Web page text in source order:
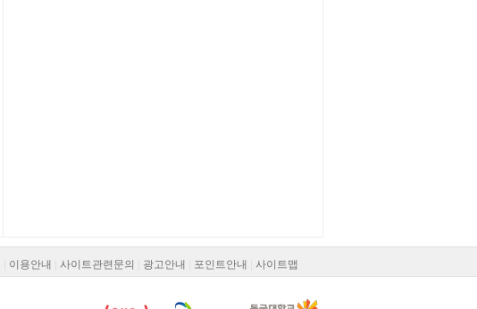
이용안내 사이트관련문의 광고안내 포인트안내 사이트맵